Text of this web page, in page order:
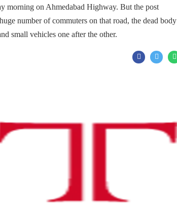
morning on Ahmedabad Highway. But the post
number of commuters on that road, the dead body
small vehicles one after the other.